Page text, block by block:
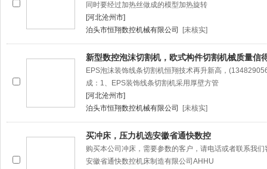
同时要经过加热丝做成的模型加热旋转
[河北沧州市]
泊头市恒翔数控机械有限公司
[未核实]
新型数控泡沫切割机，欧式构件切割机械质量信
EPS泡沫装饰线条切割机恒翔技术再升新高，
成：1、EPS装饰线条切割机采用厚壁方管
[河北沧州市]
泊头市恒翔数控机械有限公司
[未核实]
买冲床，压力机选安徽省通快数控
购买本公司冲床，需要参数的客户，请电话或者联系我
安徽省通快数控机床制造有限公司AHHU